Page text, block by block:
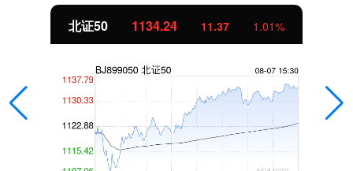
北证50 1134.24 11.37 1.01%